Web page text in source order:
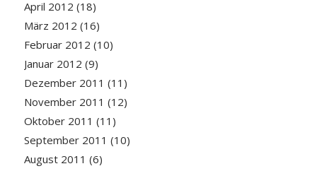
April 2012 (18)
März 2012 (16)
Februar 2012 (10)
Januar 2012 (9)
Dezember 2011 (11)
November 2011 (12)
Oktober 2011 (11)
September 2011 (10)
August 2011 (6)